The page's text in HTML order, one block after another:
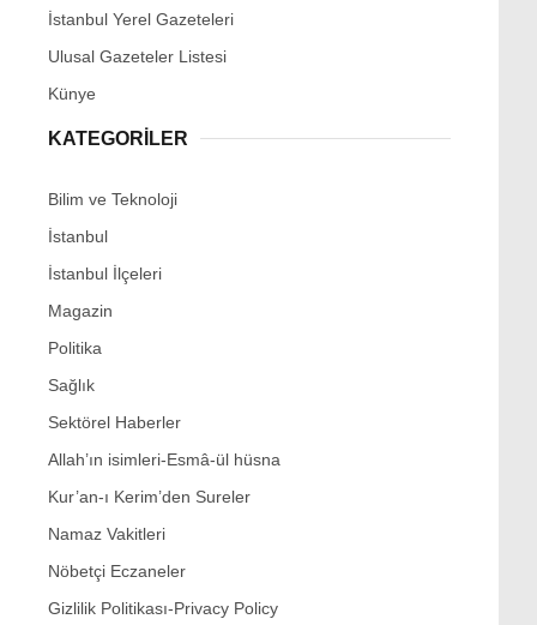
İstanbul Yerel Gazeteleri
Ulusal Gazeteler Listesi
Künye
KATEGORİLER
Bilim ve Teknoloji
İstanbul
İstanbul İlçeleri
Magazin
Politika
Sağlık
Sektörel Haberler
Allah’ın isimleri-Esmâ-ül hüsna
Kur’an-ı Kerim’den Sureler
Namaz Vakitleri
Nöbetçi Eczaneler
Gizlilik Politikası-Privacy Policy